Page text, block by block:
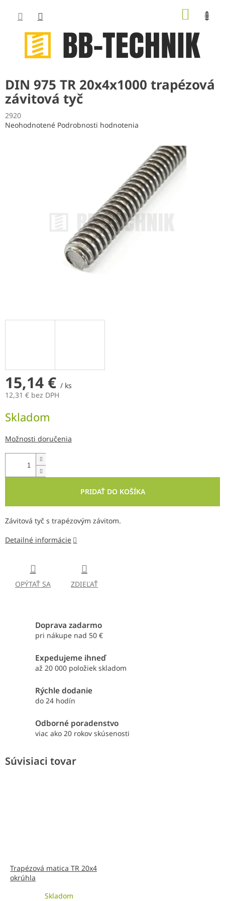
obsah
DIN 975 TR 20x4x1000 trapézová
závitová tyč
2920
Priemerné
Neohodnotené Podrobnosti hodnotenia
15,14 € / ks
12,31 € bez DPH
cena:
Skladom
Možnosti doručenia
PRIDAŤ DO KOŠÍKA
Závitová tyč s trapézovým závitom.
Detailné informácie
OPÝTAŤ SA ZDIEĽAŤ
Doprava zadarmo
pri nákupe nad 50 €
Expedujeme ihneď
až 20 000 položiek skladom
Rýchle dodanie
do 24 hodín
Odborné poradenstvo
viac ako 20 rokov skúsenosti
Súvisiaci tovar
Trapézová matica TR 20x4
okrúhla
Skladom